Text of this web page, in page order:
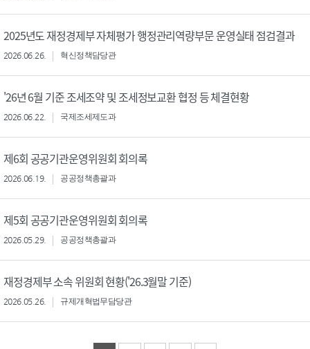
2025년도 재정경제부 자체평가 행정관리역량부문 운영실태 점검결과
2026.06.26. 혁신정책담당관
'26년 6월 기준 조세조약 및 조세정보교환 협정 등 체결현황
2026.06.22. 국제조세제도과
제6회 공공기관운영위원회 회의록
2026.06.19. 공공정책총괄과
제5회 공공기관운영위원회 회의록
2026.05.29. 공공정책총괄과
재정경제부 소속 위원회 현황('26.3월말 기준)
2026.05.26. 규제개혁법무담당관